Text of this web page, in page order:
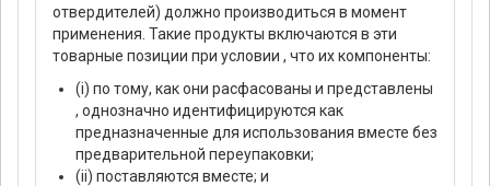
отвердителей) должно производиться в момент
применения. Такие продукты включаются в эти
товарные позиции при условии , что их компоненты:
(i) по тому, как они расфасованы и представлены
, однозначно идентифицируются как
предназначенные для использования вместе без
предварительной переупаковки;
(ii) поставляются вместе; и